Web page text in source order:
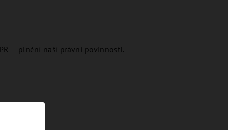
– plnění naší právní povinnosti.